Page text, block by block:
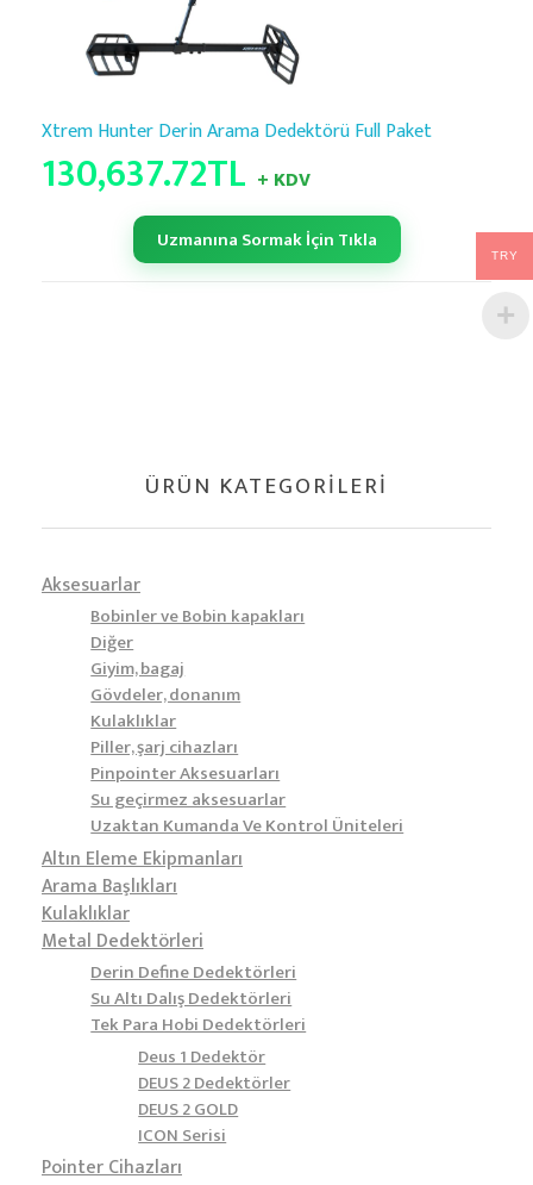
Xtrem Hunter Derin Arama Dedektörü Full Paket
130,637.72TL + KDV
Uzmanına Sormak İçin Tıkla
ÜRÜN KATEGORILERI
Aksesuarlar
Bobinler ve Bobin kapakları
Diğer
Giyim, bagaj
Gövdeler, donanım
Kulaklıklar
Piller, şarj cihazları
Pinpointer Aksesuarları
Su geçirmez aksesuarlar
Uzaktan Kumanda Ve Kontrol Üniteleri
Altın Eleme Ekipmanları
Arama Başlıkları
Kulaklıklar
Metal Dedektörleri
Derin Define Dedektörleri
Su Altı Dalış Dedektörleri
Tek Para Hobi Dedektörleri
Deus 1 Dedektör
DEUS 2 Dedektörler
DEUS 2 GOLD
ICON Serisi
Pointer Cihazları
TRY